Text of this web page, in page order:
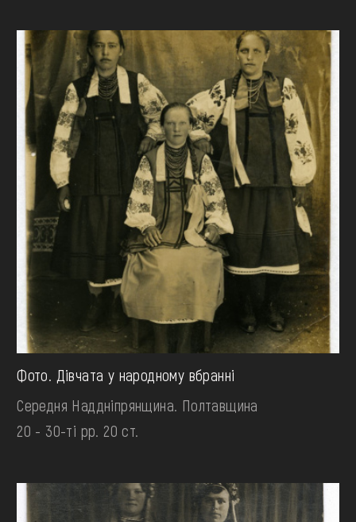
Фото. Дівчата у народному вбранні
Середня Наддніпрянщина. Полтавщина
20 - 30-ті рр. 20 ст.